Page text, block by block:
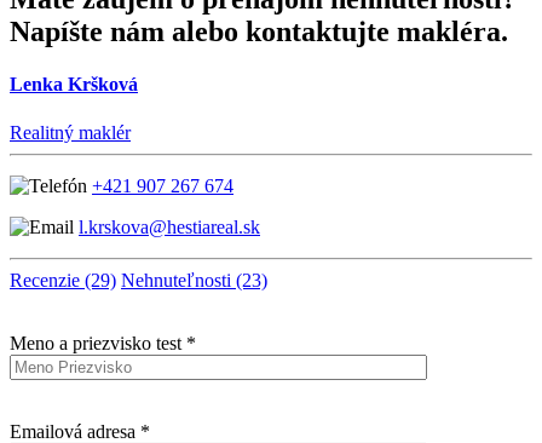
Napíšte nám alebo kontaktujte makléra.
Lenka Kršková
Realitný maklér
+421 907 267 674
l.krskova@hestiareal.sk
Recenzie (29) Nehnuteľnosti (23)
Meno a priezvisko test *
Emailová adresa *